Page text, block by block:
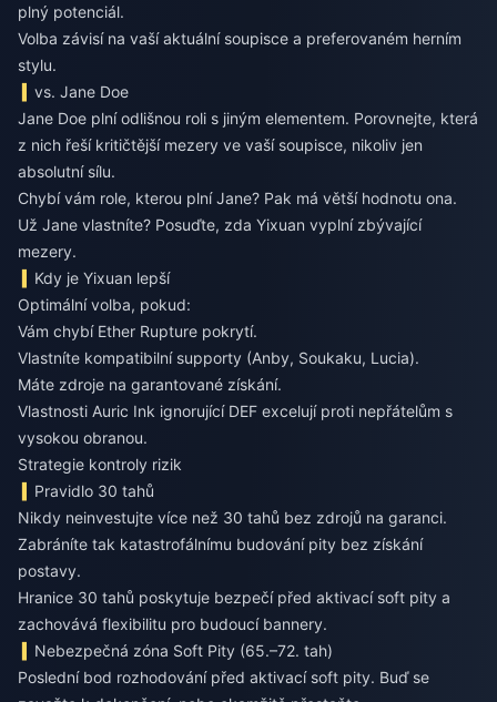
plný potenciál.
Volba závisí na vaší aktuální soupisce a preferovaném herním
stylu.
vs. Jane Doe
Jane Doe plní odlišnou roli s jiným elementem. Porovnejte, která
z nich řeší kritičtější mezery ve vaší soupisce, nikoliv jen
absolutní sílu.
Chybí vám role, kterou plní Jane? Pak má větší hodnotu ona.
Už Jane vlastníte? Posuďte, zda Yixuan vyplní zbývající
mezery.
Kdy je Yixuan lepší
Optimální volba, pokud:
Vám chybí Ether Rupture pokrytí.
Vlastníte kompatibilní supporty (Anby, Soukaku, Lucia).
Máte zdroje na garantované získání.
Vlastnosti Auric Ink ignorující DEF excelují proti nepřátelům s
vysokou obranou.
Strategie kontroly rizik
Pravidlo 30 tahů
Nikdy neinvestujte více než 30 tahů bez zdrojů na garanci.
Zabráníte tak katastrofálnímu budování pity bez získání
postavy.
Hranice 30 tahů poskytuje bezpečí před aktivací soft pity a
zachovává flexibilitu pro budoucí bannery.
Nebezpečná zóna Soft Pity (65.–72. tah)
Poslední bod rozhodování před aktivací soft pity. Buď se